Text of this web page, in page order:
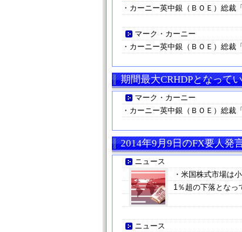
・カーニー英中銀（ＢＯＥ）総裁
マーク・カーニー
・カーニー英中銀（ＢＯＥ）総裁
期間最大CRHDPとなって
マーク・カーニー
・カーニー英中銀（ＢＯＥ）総裁
2014年9月9日のFX要人発
ニュース
・米国株式市場は
1％超の下落となっ
ニュース